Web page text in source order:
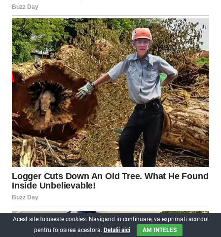
Acest site foloseste cookies. Navigand in continuare, va exprimati acordul
pentru folosirea acestora. Detalii aici AM INTELES